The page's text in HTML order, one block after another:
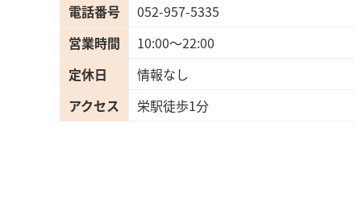
電話番号
052-957-5335
営業時間
10:00～22:00
定休日
情報なし
アクセス
栄駅徒歩1分